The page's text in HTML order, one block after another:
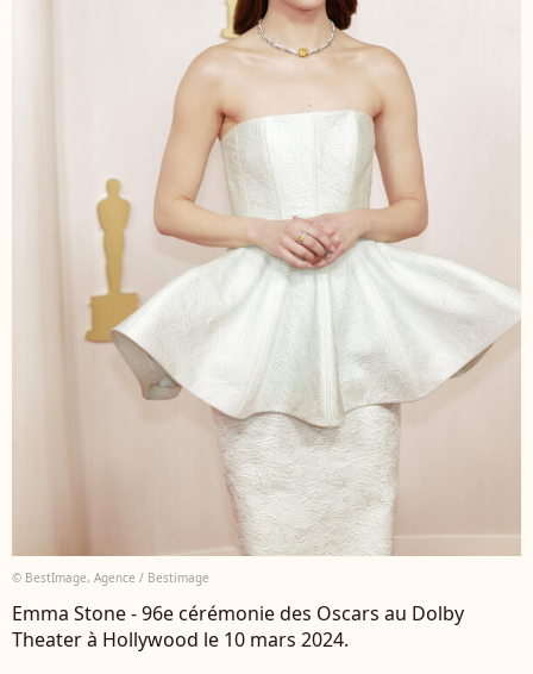
© BestImage, Agence / Bestimage
Emma Stone - 96e cérémonie des Oscars au Dolby
Theater à Hollywood le 10 mars 2024.